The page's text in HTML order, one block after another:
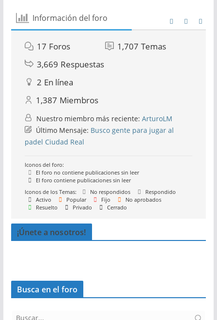
Información del foro
17 Foros 1,707 Temas
3,669 Respuestas
2 En línea
1,387 Miembros
Nuestro miembro más reciente: ArturoLM
Último Mensaje: Busco gente para jugar al
padel Ciudad Real
Iconos del foro:
El foro no contiene publicaciones sin leer
El foro contiene publicaciones sin leer
Iconos de los Temas:
No respondidos
Respondido
Activo
Popular Fijo
No aprobados
Resuelto
Privado Cerrado
¡Únete a nosotros!
Busca en el foro